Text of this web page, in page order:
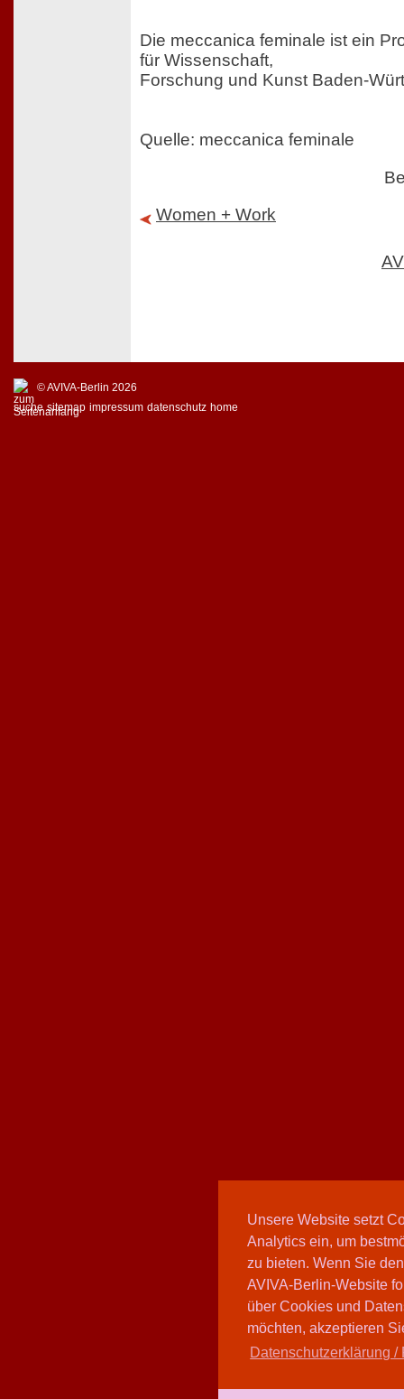
Unsere Website setzt
Analytics ein, um
zu bieten. Wenn Sie
AVIVA-Berlin-Website
über Cookies und
möchten, akzeptieren
Datenschutzerklärung /
Die meccanica feminale ist ein
für Wissenschaft,
Forschung und Kunst Baden-
Quelle: meccanica feminale
Women + Work
© AVIVA-Berlin 2026
suche sitemap impressum datenschutz home